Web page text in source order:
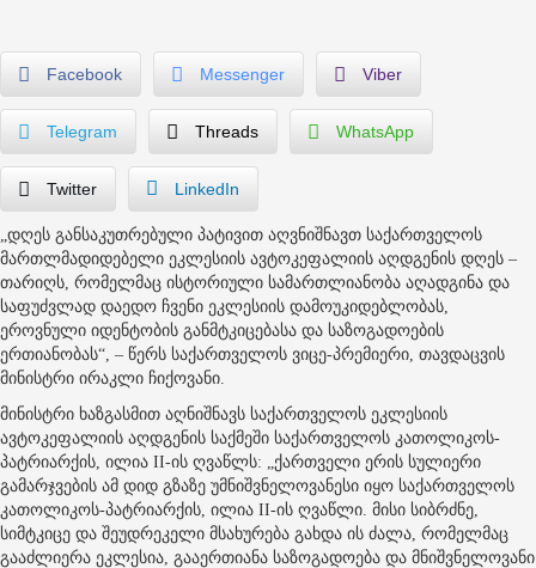
Facebook Messenger Viber
Telegram Threads WhatsApp
Twitter LinkedIn
„დღეს განსაკუთრებული პატივით აღვნიშნავთ საქართველოს
მართლმადიდებელი ეკლესიის ავტოკეფალიის აღდგენის დღეს –
თარიღს, რომელმაც ისტორიული სამართლიანობა აღადგინა და
საფუძვლად დაედო ჩვენი ეკლესიის დამოუკიდებლობას,
ეროვნული იდენტობის განმტკიცებასა და საზოგადოების
ერთიანობას“, – წერს საქართველოს ვიცე-პრემიერი, თავდაცვის
მინისტრი ირაკლი ჩიქოვანი.
მინისტრი ხაზგასმით აღნიშნავს საქართველოს ეკლესიის
ავტოკეფალიის აღდგენის საქმეში საქართველოს კათოლიკოს-
პატრიარქის, ილია II-ის ღვაწლს: „ქართველი ერის სულიერი
გამარჯვების ამ დიდ გზაზე უმნიშვნელოვანესი იყო საქართველოს
კათოლიკოს-პატრიარქის, ილია II-ის ღვაწლი. მისი სიბრძნე,
სიმტკიცე და შეუდრეკელი მსახურება გახდა ის ძალა, რომელმაც
გააძლიერა ეკლესია, გააერთიანა საზოგადოება და მნიშვნელოვანი